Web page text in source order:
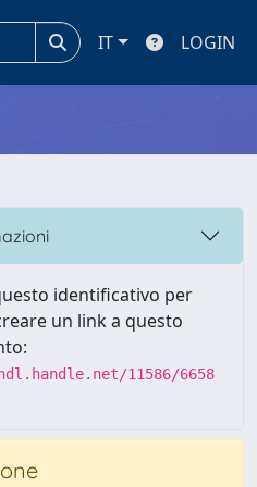
IT LOGIN
identificativo per
un link a questo
11586/6658